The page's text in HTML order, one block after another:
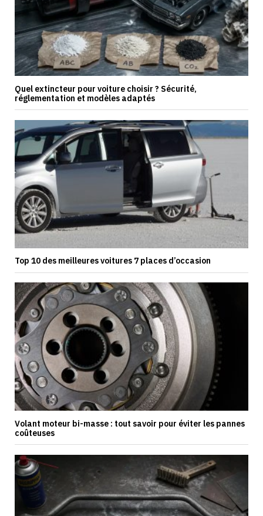
Quel extincteur pour voiture choisir ? Sécurité,
réglementation et modèles adaptés
Top 10 des meilleures voitures 7 places d’occasion
Volant moteur bi-masse : tout savoir pour éviter les pannes
coûteuses